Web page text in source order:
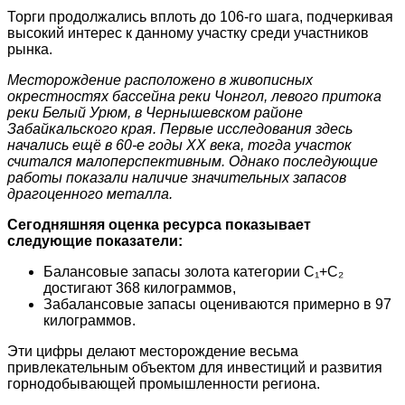
Торги продолжались вплоть до 106-го шага, подчеркивая
высокий интерес к данному участку среди участников
рынка.
Месторождение расположено в живописных
окрестностях бассейна реки Чонгол, левого притока
реки Белый Урюм, в Чернышевском районе
Забайкальского края. Первые исследования здесь
начались ещё в 60-е годы XX века, тогда участок
считался малоперспективным. Однако последующие
работы показали наличие значительных запасов
драгоценного металла.
Сегодняшняя оценка ресурса показывает
следующие показатели:
Балансовые запасы золота категории C₁+C₂
достигают 368 килограммов,
Забалансовые запасы оцениваются примерно в 97
килограммов.
Эти цифры делают месторождение весьма
привлекательным объектом для инвестиций и развития
горнодобывающей промышленности региона.